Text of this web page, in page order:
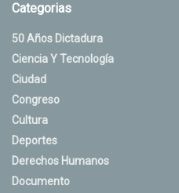
Categorias
50 Años Dictadura
Ciencia Y Tecnología
Ciudad
Congreso
Cultura
Deportes
Derechos Humanos
Documento